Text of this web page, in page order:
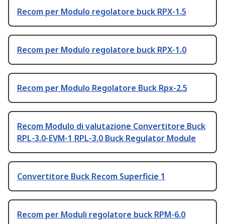
Recom per Modulo regolatore buck RPX-1.5
Recom per Modulo regolatore buck RPX-1.0
Recom per Modulo Regolatore Buck Rpx-2.5
Recom Modulo di valutazione Convertitore Buck
RPL-3.0-EVM-1 RPL-3.0 Buck Regulator Module
Convertitore Buck Recom Superficie 1
Recom per Moduli regolatore buck RPM-6.0